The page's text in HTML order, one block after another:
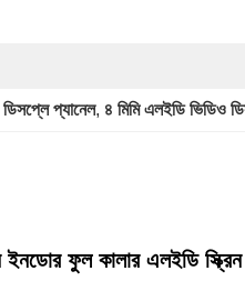
প্যানেল, ৪ মিমি এলইডি ভিডিও
ফুল কালার এলইডি স্ক্রিন